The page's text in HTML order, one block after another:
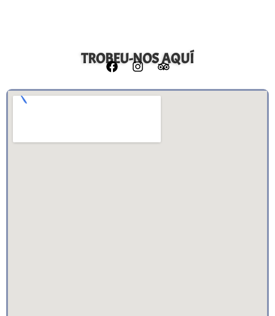
TROBEU-NOS AQUÍ